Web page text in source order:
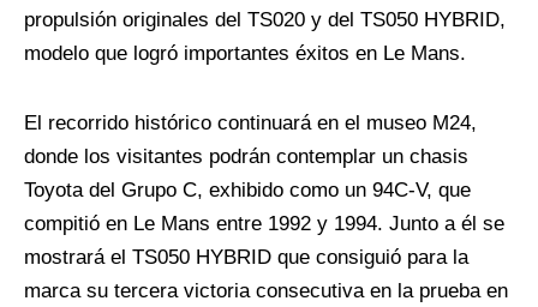
propulsión originales del TS020 y del TS050 HYBRID,
modelo que logró importantes éxitos en Le Mans.
El recorrido histórico continuará en el museo M24,
donde los visitantes podrán contemplar un chasis
Toyota del Grupo C, exhibido como un 94C-V, que
compitió en Le Mans entre 1992 y 1994. Junto a él se
mostrará el TS050 HYBRID que consiguió para la
marca su tercera victoria consecutiva en la prueba en